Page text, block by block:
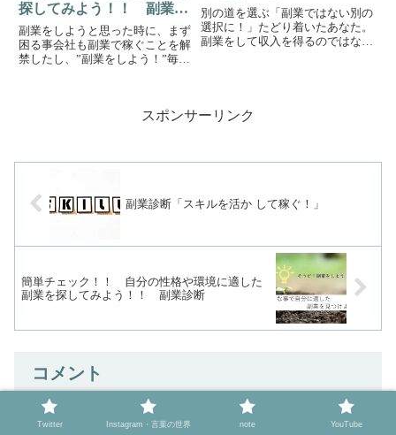
探してみよう！！ 副業診
断
副業をしようと思った時に、まず
困る事会社も副業で稼ぐことを解
禁したし、”副業をしよう！”毎月
もが生まれて、家庭に入ったけ
別の道を選ぶ「副業ではない別の
選択に！」たどり着いたあなた。
副業をして収入を得るのではな
この項目の考え方です。ただ、ど
ち...
スポンサーリンク
副業診断「スキルを活か して稼ぐ！」
簡単チェック！！ 自分の性格や環境に適した
副業を探してみよう！！ 副業診断
コメント
Twitter Instagram・言葉の世界 note YouTube